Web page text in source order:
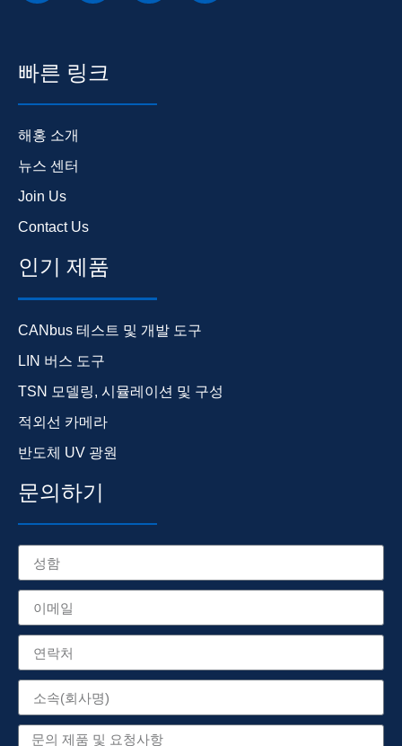
빠른 링크
해홍 소개
뉴스 센터
Join Us
Contact Us
인기 제품
CANbus 테스트 및 개발 도구
LIN 버스 도구
TSN 모델링, 시뮬레이션 및 구성
적외선 카메라
반도체 UV 광원
문의하기